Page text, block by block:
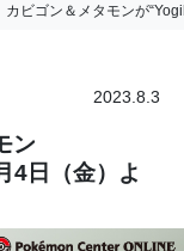
カビゴン＆メタモンが
2023.8.3
ン
日（金）よ